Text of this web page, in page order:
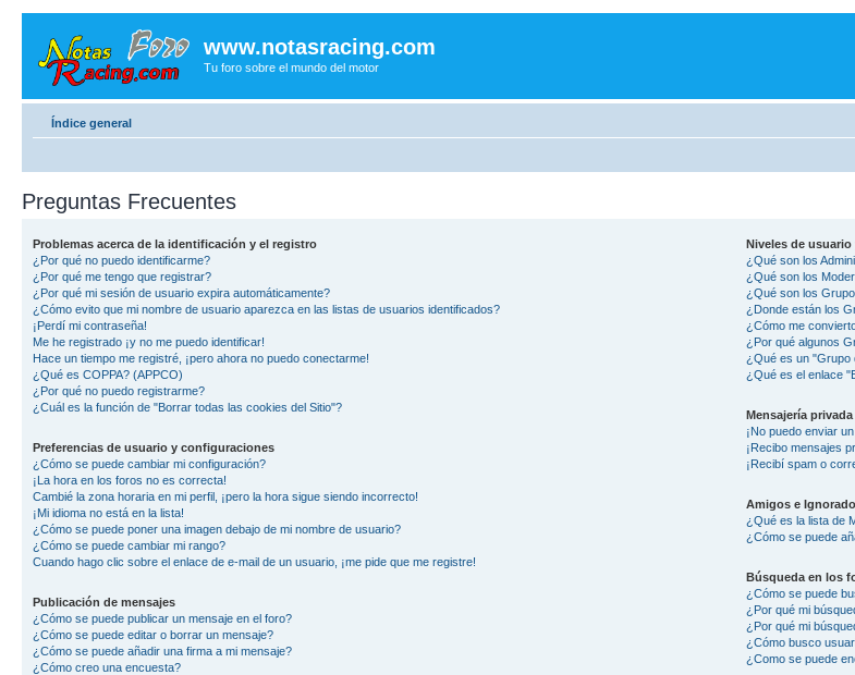
www.notasracing.com
Tu foro sobre el mundo del motor
Índice general
Preguntas Frecuentes
Problemas acerca de la identificación y el registro
¿Por qué no puedo identificarme?
¿Por qué me tengo que registrar?
¿Por qué mi sesión de usuario expira automáticamente?
¿Cómo evito que mi nombre de usuario aparezca en las listas de usuarios identificados?
¡Perdí mi contraseña!
Me he registrado ¡y no me puedo identificar!
Hace un tiempo me registré, ¡pero ahora no puedo conectarme!
¿Qué es COPPA? (APPCO)
¿Por qué no puedo registrarme?
¿Cuál es la función de "Borrar todas las cookies del Sitio"?
Preferencias de usuario y configuraciones
¿Cómo se puede cambiar mi configuración?
¡La hora en los foros no es correcta!
Cambié la zona horaria en mi perfil, ¡pero la hora sigue siendo incorrecto!
¡Mi idioma no está en la lista!
¿Cómo se puede poner una imagen debajo de mi nombre de usuario?
¿Cómo se puede cambiar mi rango?
Cuando hago clic sobre el enlace de e-mail de un usuario, ¡me pide que me registre!
Publicación de mensajes
¿Cómo se puede publicar un mensaje en el foro?
¿Cómo se puede editar o borrar un mensaje?
¿Cómo se puede añadir una firma a mi mensaje?
¿Cómo creo una encuesta?
Niveles de
¿Qué son los
¿Qué son los
¿Qué son los
¿Donde están los
¿Cómo me
¿Por qué algunos
¿Qué es un "Grupo
¿Qué es el enlace
Mensajería privada
¡No puedo enviar
¡Recibo mensajes
¡Recibí spam o
Amigos e
¿Qué es la lista de
¿Cómo se puede
Búsqueda en los
¿Cómo se puede
¿Por qué mi
¿Por qué mi
¿Cómo busco
¿Como se puede